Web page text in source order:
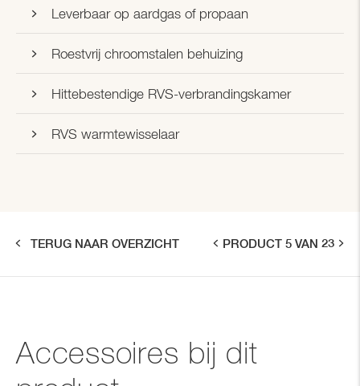
Leverbaar op aardgas of propaan
Roestvrij chroomstalen behuizing
Hittebestendige RVS-verbrandingskamer
RVS warmtewisselaar
TERUG NAAR OVERZICHT PRODUCT 5 VAN 23
Accessoires bij dit